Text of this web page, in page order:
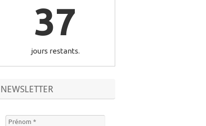
37
jours restants.
NEWSLETTER